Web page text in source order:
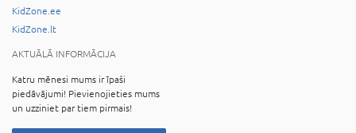
KidZone.ee
KidZone.lt
AKTUĀLĀ INFORMĀCIJA
Katru mēnesi mums ir īpaši
piedāvājumi! Pievienojieties mums
un uzziniet par tiem pirmais!